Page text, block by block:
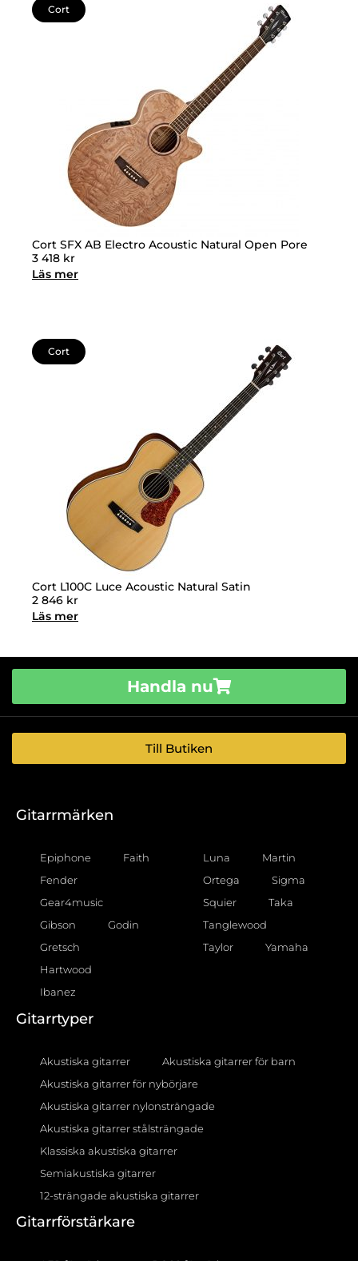
Cort
Cort SFX AB Electro Acoustic Natural Open Pore
3 418 kr
Läs mer
Cort
Cort L100C Luce Acoustic Natural Satin
2 846 kr
Läs mer
Handla nu
Till Butiken
Gitarrmärken
Epiphone
Faith
Fender
Gear4music
Gibson
Godin
Gretsch
Hartwood
Ibanez
Luna
Martin
Ortega
Sigma
Squier
Taka
Tanglewood
Taylor
Yamaha
Gitarrtyper
Akustiska gitarrer
Akustiska gitarrer för barn
Akustiska gitarrer för nybörjare
Akustiska gitarrer nylonsträngade
Akustiska gitarrer stålsträngade
Klassiska akustiska gitarrer
Semiakustiska gitarrer
12-strängade akustiska gitarrer
Gitarrförstärkare